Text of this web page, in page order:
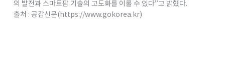
의 발전과 스마트팜 기술의 고도화를 이룰 수 있다”고 밝혔다.
출처 : 공감신문(https://www.gokorea.kr)